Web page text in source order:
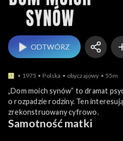
ODTWÓRZ
1975 Polska obyczajowy 55m
„Dom moich synów” to dramat
o rozpadzie rodziny. Ten
zrekonstruowany cyfrowo.
Samotność matki